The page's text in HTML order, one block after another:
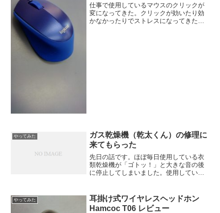
仕事で使用しているマウスのクリックが
変になってきた。クリックが効いたり効
かなかったりでストレスになってきたの
やってみた
ガス乾燥機（乾太くん）の修理に
来てもらった
先日の話です。ほぼ毎日使用している衣
類乾燥機が「ゴトッ！」と大きな音の後
に停止してしまいました。使用している
は NH-G50A5 だそうです。エ...
やってみた
耳掛け式ワイヤレスヘッドホン
Hamcoc T06 レビュー